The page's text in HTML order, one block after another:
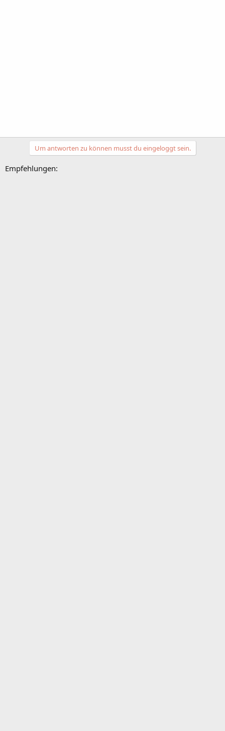
Um antworten zu können musst du eingeloggt sein.
Empfehlungen: